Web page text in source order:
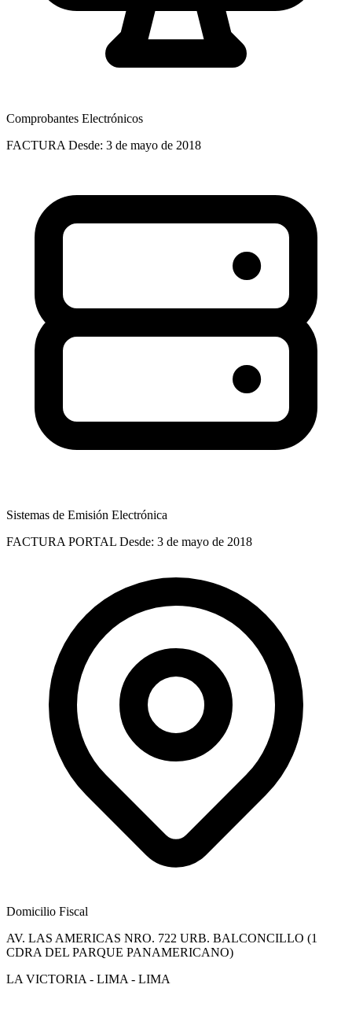
Comprobantes Electrónicos
FACTURA Desde: 3 de mayo de 2018
Sistemas de Emisión Electrónica
FACTURA PORTAL Desde: 3 de mayo de 2018
Domicilio Fiscal
AV. LAS AMERICAS NRO. 722 URB. BALCONCILLO (1
CDRA DEL PARQUE PANAMERICANO)
LA VICTORIA - LIMA - LIMA